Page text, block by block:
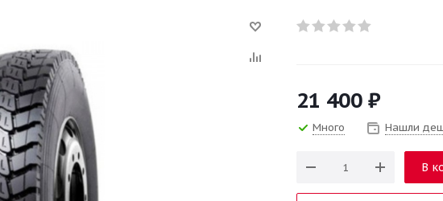
21 400 ₽
Много Нашли
В